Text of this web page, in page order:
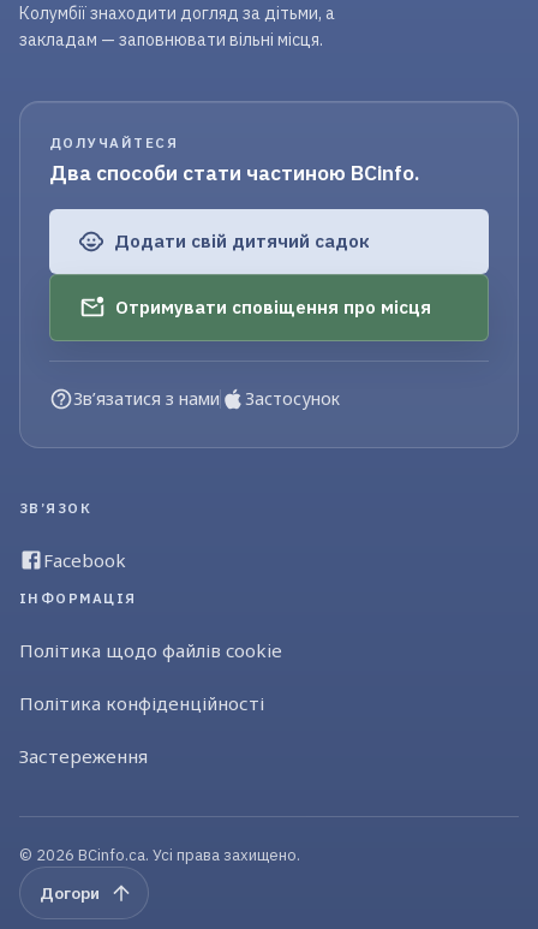
Колумбії знаходити догляд за дітьми, а
закладам — заповнювати вільні місця.
ДОЛУЧАЙТЕСЯ
Два способи стати частиною BCinfo.
Додати свій дитячий садок
Отримувати сповіщення про місця
Зв’язатися з нами Застосунок
ЗВ’ЯЗОК
Facebook
ІНФОРМАЦІЯ
Політика щодо файлів cookie
Політика конфіденційності
Застереження
© 2026 BCinfo.ca. Усі права захищено.
Догори